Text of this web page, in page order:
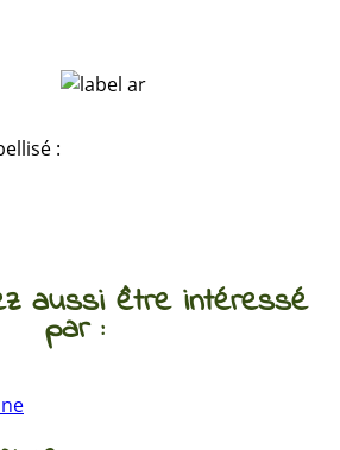
:
aussi être intéressé
par :